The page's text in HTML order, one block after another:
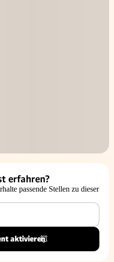
erfahren?
passende Stellen zu dieser
aktivieren